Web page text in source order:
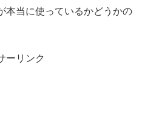
本当に使っているかどうかの
ーリンク